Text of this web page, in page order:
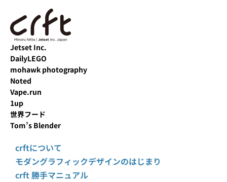
Jetset Inc.
DailyLEGO
mohawk photography
Noted
Vape.run
1up
世界フード
Tom’s Blender
crftについて
モダングラフィックデザインのはじまり
crft 勝手マニュアル